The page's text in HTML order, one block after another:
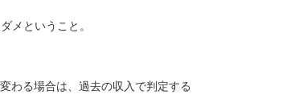
メということ。
わる場合は、過去の収入で判定する